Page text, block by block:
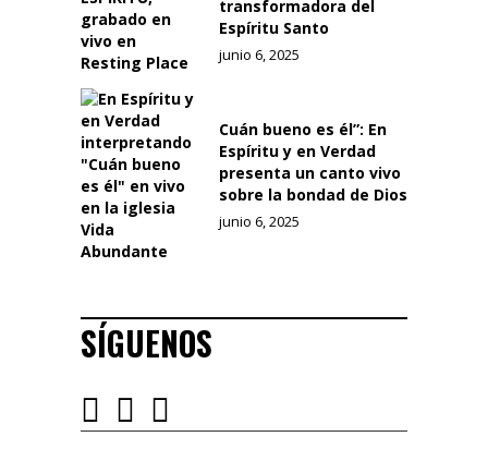
transformadora del
Espíritu Santo
junio 6, 2025
Cuán bueno es él”: En
Espíritu y en Verdad
presenta un canto vivo
sobre la bondad de Dios
junio 6, 2025
SÍGUENOS